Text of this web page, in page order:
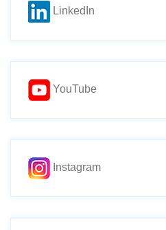
LinkedIn
YouTube
Instagram